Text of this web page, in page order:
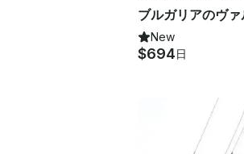
New
$694日